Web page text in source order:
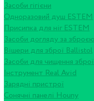
Засоби гігієни
Одноразовий душ ESTEM
Присипка для ніг ESTEM
Засоби догляду за
Вішери для зброї Ballistol
Засоби для чищення зброї
Інструмент Real Avid
Зарядні пристрої
Сонячні панелі Houny